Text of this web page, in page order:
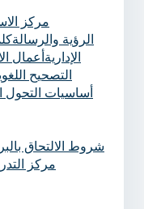
مركز
الرؤية والرسالة
الإداريةأعمال
التصحيح
أساسيات التحول
شروط الالتحاق
مركز